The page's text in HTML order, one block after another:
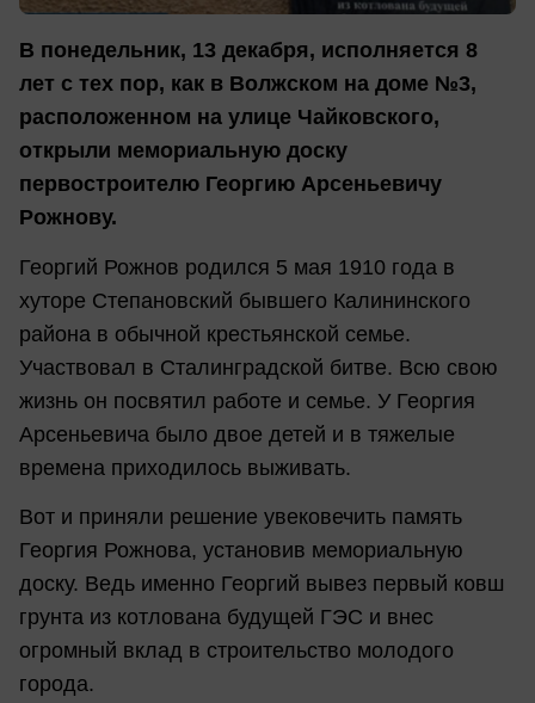
В понедельник, 13 декабря, исполняется 8
лет с тех пор, как в Волжском на доме №3,
расположенном на улице Чайковского,
открыли мемориальную доску
первостроителю Георгию Арсеньевичу
Рожнову.
Георгий Рожнов родился 5 мая 1910 года в
хуторе Степановский бывшего Калининского
района в обычной крестьянской семье.
Участвовал в Сталинградской битве. Всю свою
жизнь он посвятил работе и семье. У Георгия
Арсеньевича было двое детей и в тяжелые
времена приходилось выживать.
Вот и приняли решение увековечить память
Георгия Рожнова, установив мемориальную
доску. Ведь именно Георгий вывез первый ковш
грунта из котлована будущей ГЭС и внес
огромный вклад в строительство молодого
города.